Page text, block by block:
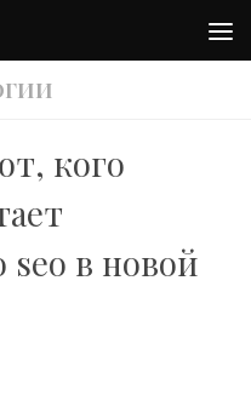
кого
в новой